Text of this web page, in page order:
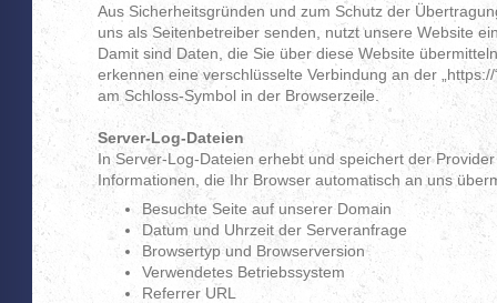
Aus Sicherheitsgründen und zum Schutz der
uns als Seitenbetreiber senden, nutzt unsere Website
Damit sind Daten, die Sie über diese Website
erkennen eine verschlüsselte Verbindung an der
am Schloss-Symbol in der Browserzeile.
Server-Log-Dateien
In Server-Log-Dateien erhebt und speichert der
Informationen, die Ihr Browser automatisch an uns
Besuchte Seite auf unserer Domain
Datum und Uhrzeit der Serveranfrage
Browsertyp und Browserversion
Verwendetes Betriebssystem
Referrer URL